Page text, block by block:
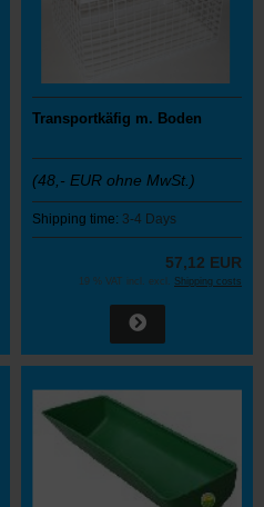
Transportkäfig m. Boden
(48,- EUR ohne MwSt.)
Shipping time: 3-4 Days
57,12 EUR
19 % VAT incl. excl. Shipping costs